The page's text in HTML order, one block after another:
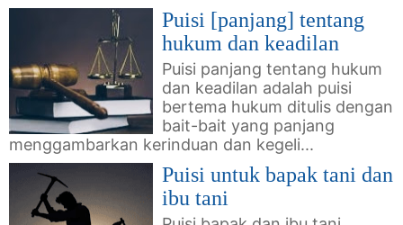
Puisi [panjang] tentang
hukum dan keadilan
Puisi panjang tentang hukum
dan keadilan adalah puisi
bertema hukum ditulis dengan
bait-bait yang panjang
menggambarkan kerinduan dan kegeli...
Puisi untuk bapak tani dan
ibu tani